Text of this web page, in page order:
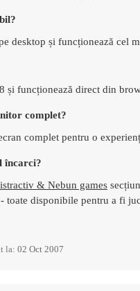
desktop și funcționează cel
și funcționează direct din
complet?
complet pentru o
încarci?
& Nebun games
- toate disponibile pentru a fi
la: 02 Oct 2007